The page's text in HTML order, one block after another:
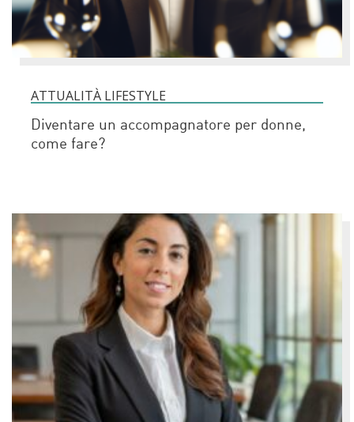
ATTUALITÀ LIFESTYLE
Diventare un accompagnatore per donne,
come fare?